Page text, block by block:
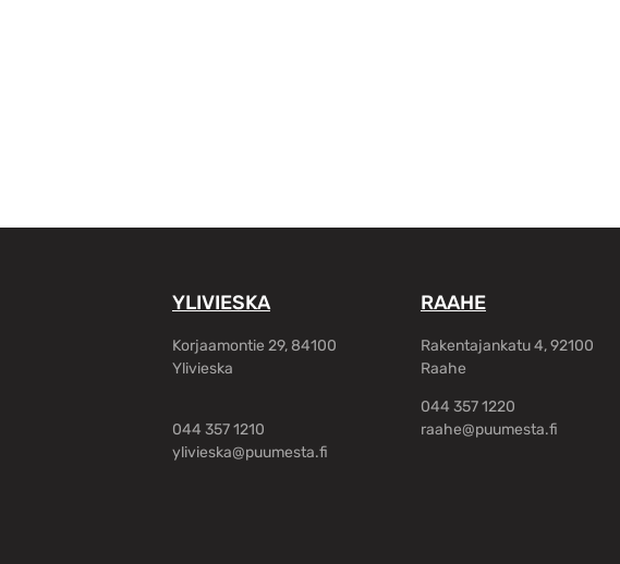
YLIVIESKA
Korjaamontie 29, 84100
Ylivieska
044 357 1210
ylivieska@puumesta.fi
RAAHE
Rakentajankatu 4, 92100
Raahe
044 357 1220
raahe@puumesta.fi